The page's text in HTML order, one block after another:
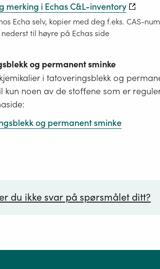
merking i Echas C&L-inventory
Echa selv, kopier med deg f.eks. CAS-
til høyre på Echas side
og permanent sminke
i tatoveringsblekk og
kun noen av de stoffene som er
og permanent sminke
du ikke svar på spørsmålet ditt?